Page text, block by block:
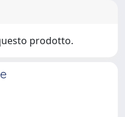
prodotto.